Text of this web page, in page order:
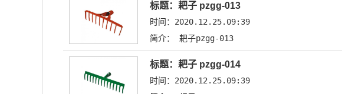
标题：耙子 pzgg-013
时间：2020.12.25.09:39
简介： 耙子pzgg-013
标题：耙子 pzgg-014
时间：2020.12.25.09:39